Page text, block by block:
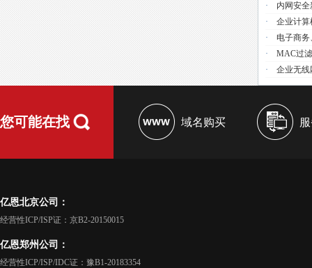
· 内网安
· 企业计算
· 电子商
· MAC过
· 企业无线
您可能在找 域名购买
亿恩北京公司：
经营性ICP/ISP证：京B2-20150015
亿恩郑州公司：
经营性ICP/ISP/IDC证：豫B1-20183354